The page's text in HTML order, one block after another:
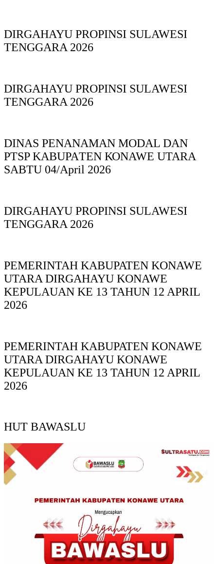
DIRGAHAYU PROPINSI SULAWESI
TENGGARA 2026
DIRGAHAYU PROPINSI SULAWESI
TENGGARA 2026
DINAS PΕΝΑΝΑΜAN MODAL DAN
PTSP KABUPAΤΕΝ ΚΟNAWE UTARA
SABTU 04/April 2026
DIRGAHAYU PROPINSI SULAWESI
TENGGARA 2026
PEMERINTAH KABUPATEN KONAWE
UTARA DIRGAHAYU KONAWE
KEPULAUAN KE 13 TAHUN 12 APRIL
2026
PEMERINTAH KABUPATEN KONAWE
UTARA DIRGAHAYU KONAWE
KEPULAUAN KE 13 TAHUN 12 APRIL
2026
HUT BAWASLU